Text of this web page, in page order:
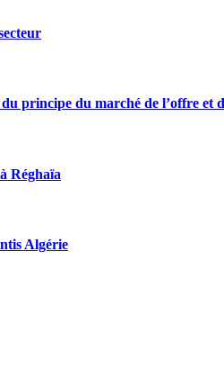
principe du marché de l’offre et
Réghaïa
Algérie